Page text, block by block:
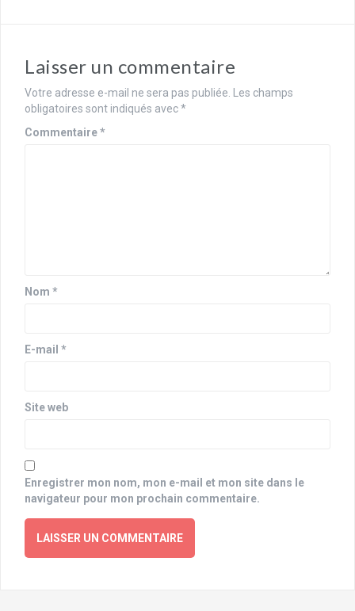
Laisser un commentaire
Votre adresse e-mail ne sera pas publiée.
Les champs
obligatoires sont indiqués avec*
Commentaire*
Nom *
E-mail *
Site web
Enregistrer mon nom, mon e-mail et mon site dans le
navigateur pour mon prochain commentaire.